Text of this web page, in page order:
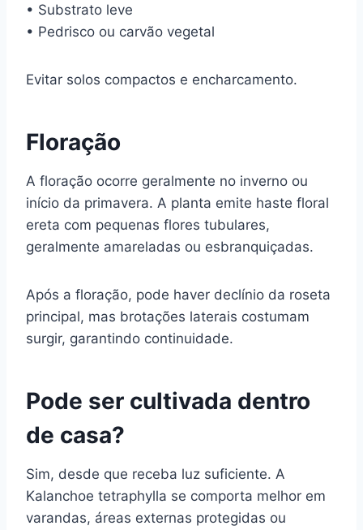
• Substrato leve
• Pedrisco ou carvão vegetal
Evitar solos compactos e encharcamento.
Floração
A floração ocorre geralmente no inverno ou
início da primavera. A planta emite haste floral
ereta com pequenas flores tubulares,
geralmente amareladas ou esbranquiçadas.
Após a floração, pode haver declínio da roseta
principal, mas brotações laterais costumam
surgir, garantindo continuidade.
Pode ser cultivada dentro
de casa?
Sim, desde que receba luz suficiente. A
Kalanchoe tetraphylla se comporta melhor em
varandas, áreas externas protegidas ou